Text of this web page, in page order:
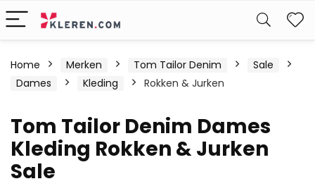
Home Merken Tom Tailor Denim
Sale
Dames
Kleding Rokken & Jurken
Tom Tailor Denim Dames
Kleding Rokken & Jurken
Sale